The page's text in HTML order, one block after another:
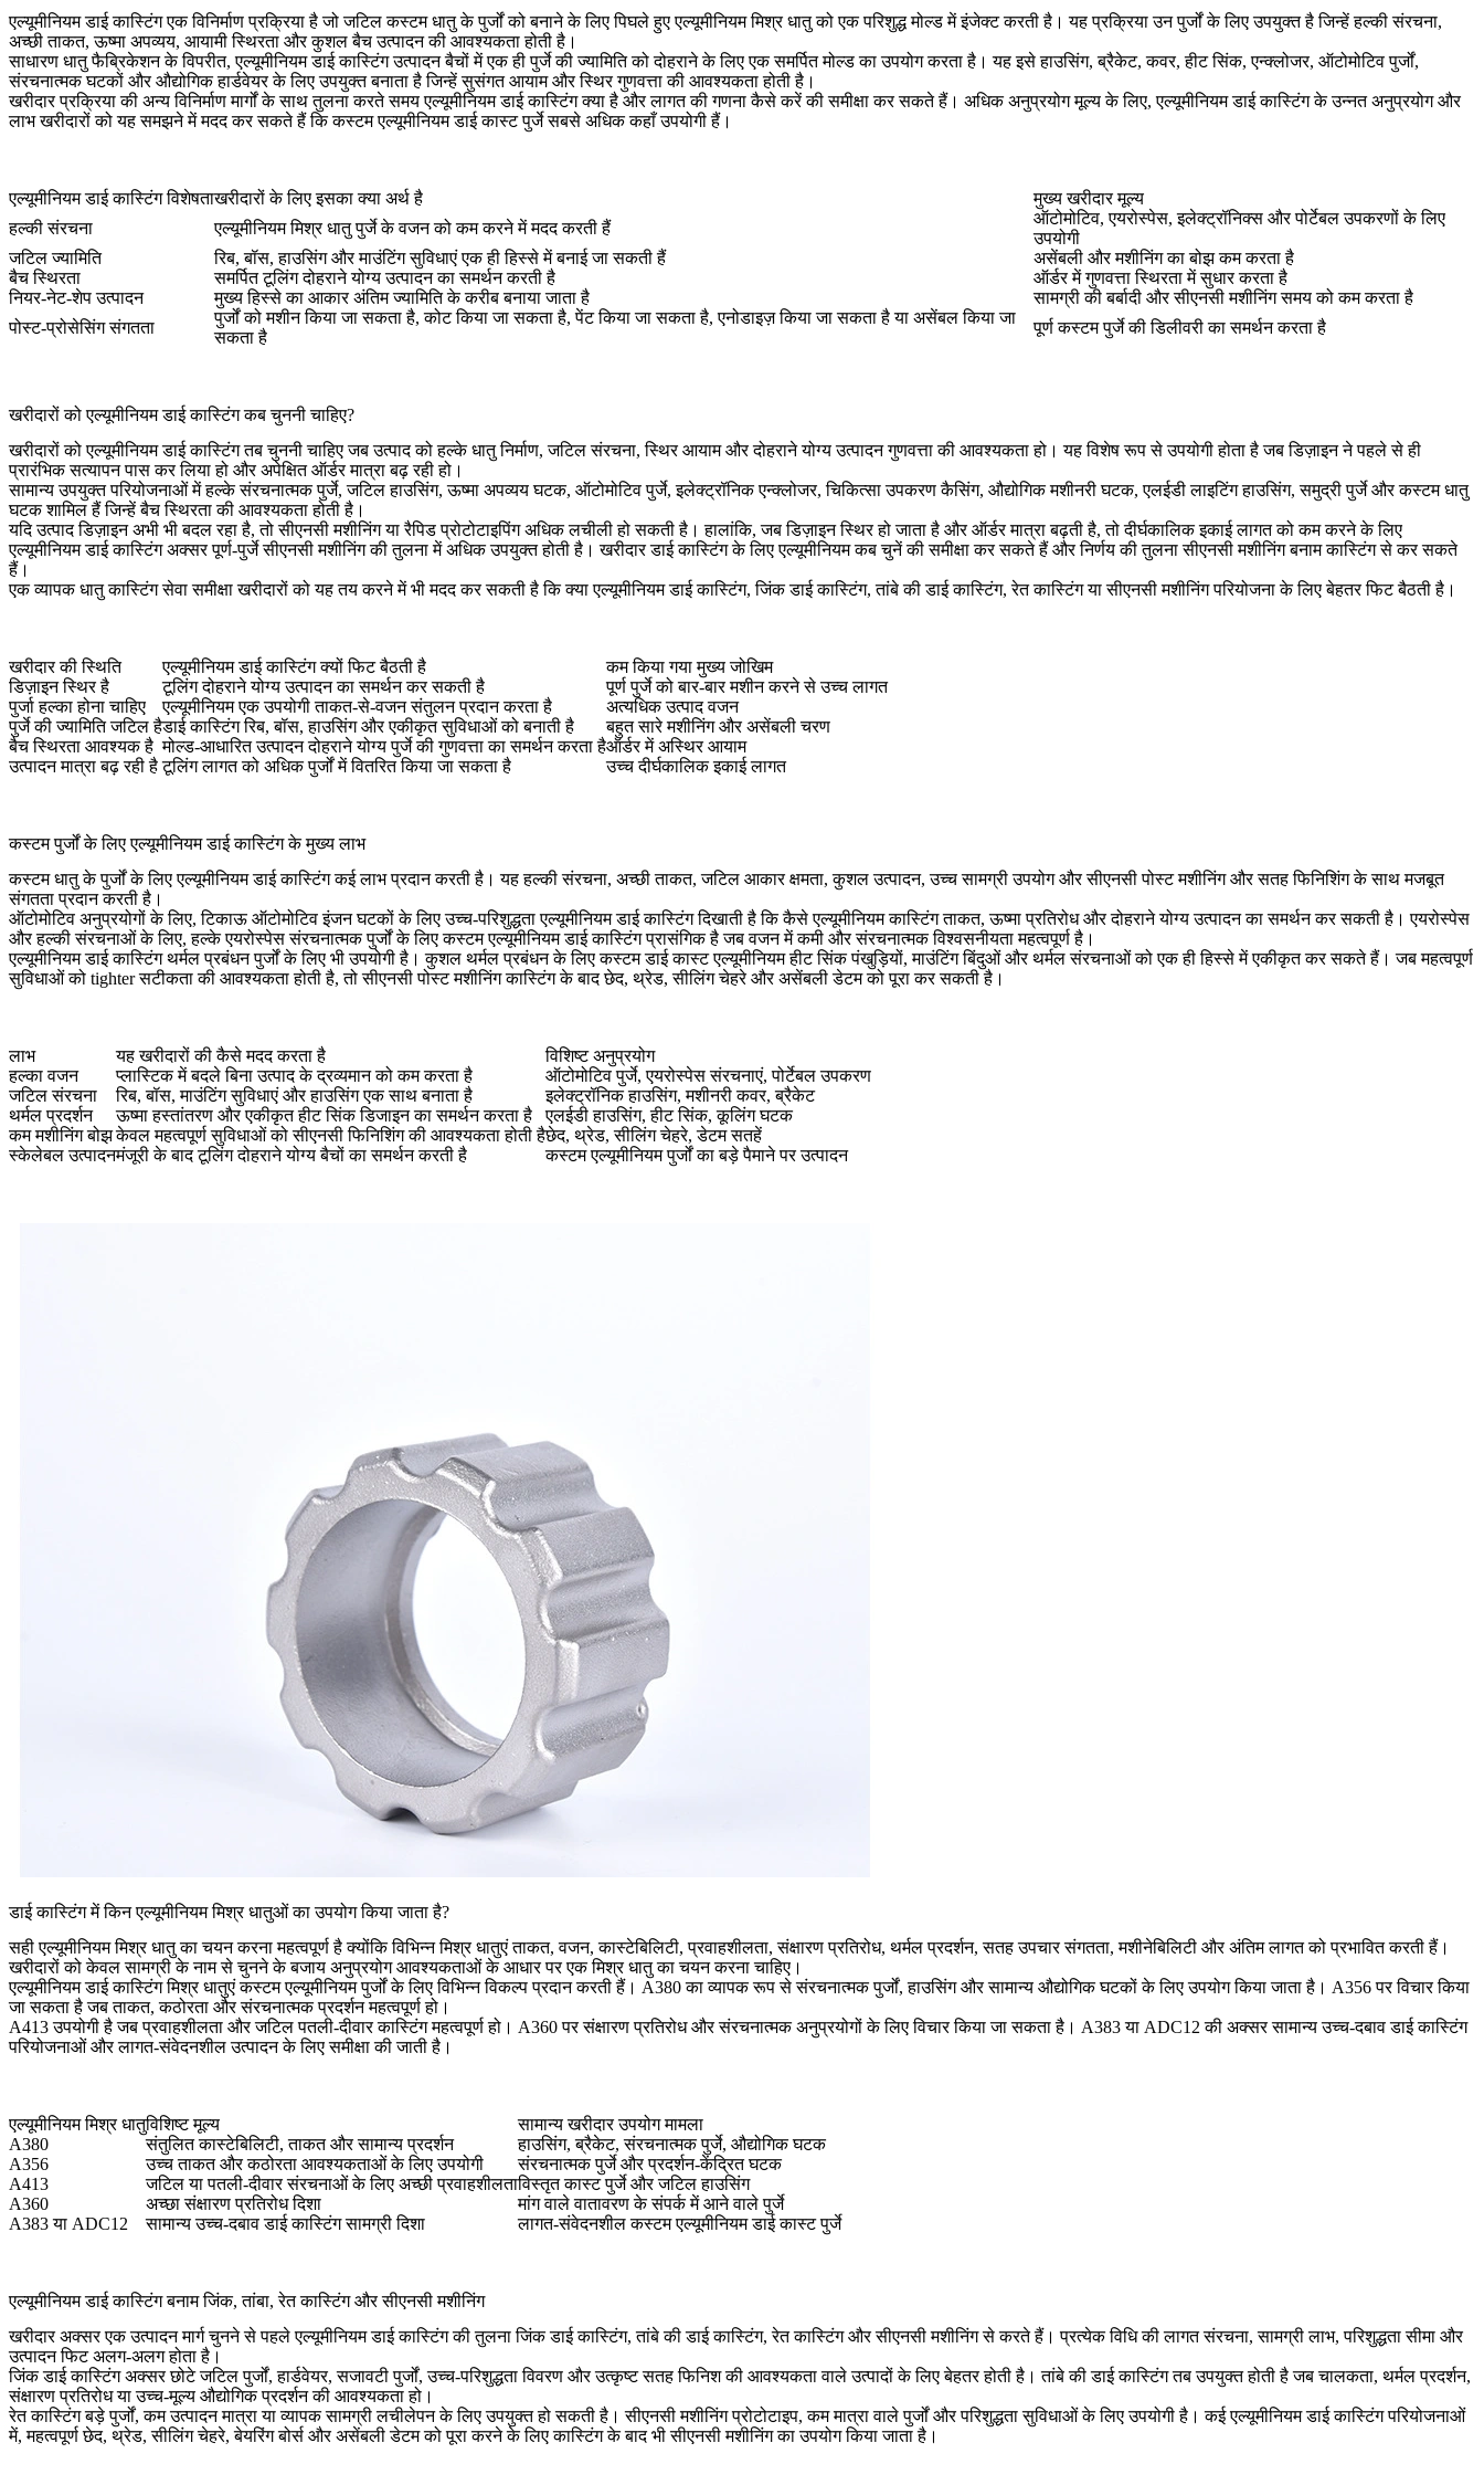
एल्यूमीनियम डाई कास्टिंग एक विनिर्माण प्रक्रिया है जो जटिल कस्टम धातु के पुर्जों को बनाने के लिए पिघले हुए एल्यूमीनियम मिश्र धातु को एक परिशुद्ध मोल्ड में इंजेक्ट करती है। यह प्रक्रिया उन पुर्जों के लिए उपयुक्त है जिन्हें हल्की संरचना,
अच्छी ताकत, ऊष्मा अपव्यय, आयामी स्थिरता और कुशल बैच उत्पादन की आवश्यकता होती है।
साधारण धातु फैब्रिकेशन के विपरीत, एल्यूमीनियम डाई कास्टिंग उत्पादन बैचों में एक ही पुर्जे की ज्यामिति को दोहराने के लिए एक समर्पित मोल्ड का उपयोग करता है। यह इसे हाउसिंग, ब्रैकेट, कवर, हीट सिंक, एन्क्लोजर, ऑटोमोटिव पुर्जों,
संरचनात्मक घटकों और औद्योगिक हार्डवेयर के लिए उपयुक्त बनाता है जिन्हें सुसंगत आयाम और स्थिर गुणवत्ता की आवश्यकता होती है।
खरीदार प्रक्रिया की अन्य विनिर्माण मार्गों के साथ तुलना करते समयएल्यूमीनियम डाई कास्टिंग क्या है और लागत की गणना कैसे करेंकी समीक्षा कर सकते हैं। अधिक अनुप्रयोग मूल्य के लिए,एल्यूमीनियम डाई कास्टिंग के उन्नत अनुप्रयोग और
लाभखरीदारों को यह समझने में मदद कर सकते हैं कि कस्टम एल्यूमीनियम डाई कास्ट पुर्जे सबसे अधिक कहाँ उपयोगी हैं।
एल्यूमीनियम डाई कास्टिंग विशेषताखरीदारों के लिए इसका क्या अर्थ है
मुख्य खरीदार मूल्य
हल्की संरचना
एल्यूमीनियम मिश्र धातु पुर्जे के वजन को कम करने में मदद करती हैं
ऑटोमोटिव, एयरोस्पेस, इलेक्ट्रॉनिक्स और पोर्टेबल उपकरणों के लिए
उपयोगी
जटिल ज्यामिति
रिब, बॉस, हाउसिंग और माउंटिंग सुविधाएं एक ही हिस्से में बनाई जा सकती हैं
असेंबली और मशीनिंग का बोझ कम करता है
बैच स्थिरता
समर्पित टूलिंग दोहराने योग्य उत्पादन का समर्थन करती है
ऑर्डर में गुणवत्ता स्थिरता में सुधार करता है
नियर-नेट-शेप उत्पादन
मुख्य हिस्से का आकार अंतिम ज्यामिति के करीब बनाया जाता है
सामग्री की बर्बादी और सीएनसी मशीनिंग समय को कम करता है
पोस्ट-प्रोसेसिंग संगतता
पुर्जों को मशीन किया जा सकता है, कोट किया जा सकता है, पेंट किया जा सकता है, एनोडाइज़ किया जा सकता है या असेंबल किया जा
सकता है
पूर्ण कस्टम पुर्जे की डिलीवरी का समर्थन करता है
खरीदारों को एल्यूमीनियम डाई कास्टिंग कब चुननी चाहिए?
खरीदारों को एल्यूमीनियम डाई कास्टिंग तब चुननी चाहिए जब उत्पाद को हल्के धातु निर्माण, जटिल संरचना, स्थिर आयाम और दोहराने योग्य उत्पादन गुणवत्ता की आवश्यकता हो। यह विशेष रूप से उपयोगी होता है जब डिज़ाइन ने पहले से ही
प्रारंभिक सत्यापन पास कर लिया हो और अपेक्षित ऑर्डर मात्रा बढ़ रही हो।
सामान्य उपयुक्त परियोजनाओं में हल्के संरचनात्मक पुर्जे, जटिल हाउसिंग, ऊष्मा अपव्यय घटक, ऑटोमोटिव पुर्जे, इलेक्ट्रॉनिक एन्क्लोजर, चिकित्सा उपकरण कैसिंग, औद्योगिक मशीनरी घटक, एलईडी लाइटिंग हाउसिंग, समुद्री पुर्जे और कस्टम धातु
घटक शामिल हैं जिन्हें बैच स्थिरता की आवश्यकता होती है।
यदि उत्पाद डिज़ाइन अभी भी बदल रहा है, तो सीएनसी मशीनिंग या रैपिड प्रोटोटाइपिंग अधिक लचीली हो सकती है। हालांकि, जब डिज़ाइन स्थिर हो जाता है और ऑर्डर मात्रा बढ़ती है, तो दीर्घकालिक इकाई लागत को कम करने के लिए
एल्यूमीनियम डाई कास्टिंग अक्सर पूर्ण-पुर्जे सीएनसी मशीनिंग की तुलना में अधिक उपयुक्त होती है। खरीदारडाई कास्टिंग के लिए एल्यूमीनियम कब चुनेंकी समीक्षा कर सकते हैं और निर्णय की तुलनासीएनसी मशीनिंग बनाम कास्टिंगसे कर सकते
हैं।
एक व्यापकधातु कास्टिंग सेवासमीक्षा खरीदारों को यह तय करने में भी मदद कर सकती है कि क्या एल्यूमीनियम डाई कास्टिंग, जिंक डाई कास्टिंग, तांबे की डाई कास्टिंग, रेत कास्टिंग या सीएनसी मशीनिंग परियोजना के लिए बेहतर फिट बैठती है।
खरीदार की स्थिति एल्यूमीनियम डाई कास्टिंग क्यों फिट बैठती है
कम किया गया मुख्य जोखिम
डिज़ाइन स्थिर है
टूलिंग दोहराने योग्य उत्पादन का समर्थन कर सकती है
पूर्ण पुर्जे को बार-बार मशीन करने से उच्च लागत
पुर्जा हल्का होना चाहिए
एल्यूमीनियम एक उपयोगी ताकत-से-वजन संतुलन प्रदान करता है
अत्यधिक उत्पाद वजन
पुर्जे की ज्यामिति जटिल हैडाई कास्टिंग रिब, बॉस, हाउसिंग और एकीकृत सुविधाओं को बनाती है
बहुत सारे मशीनिंग और असेंबली चरण
बैच स्थिरता आवश्यक है मोल्ड-आधारित उत्पादन दोहराने योग्य पुर्जे की गुणवत्ता का समर्थन करता हैऑर्डर में अस्थिर आयाम
उत्पादन मात्रा बढ़ रही है टूलिंग लागत को अधिक पुर्जों में वितरित किया जा सकता है उच्च दीर्घकालिक इकाई लागत
कस्टम पुर्जों के लिए एल्यूमीनियम डाई कास्टिंग के मुख्य लाभ
कस्टम धातु के पुर्जों के लिए एल्यूमीनियम डाई कास्टिंग कई लाभ प्रदान करती है। यह हल्की संरचना, अच्छी ताकत, जटिल आकार क्षमता, कुशल उत्पादन, उच्च सामग्री उपयोग और सीएनसी पोस्ट मशीनिंग और सतह फिनिशिंग के साथ मजबूत
संगतता प्रदान करती है।
ऑटोमोटिव अनुप्रयोगों के लिए,टिकाऊ ऑटोमोटिव इंजन घटकों के लिए उच्च-परिशुद्धता एल्यूमीनियम डाई कास्टिंगदिखाती है कि कैसे एल्यूमीनियम कास्टिंग ताकत, ऊष्मा प्रतिरोध और दोहराने योग्य उत्पादन का समर्थन कर सकती है। एयरोस्पेस
और हल्की संरचनाओं के लिए,हल्के एयरोस्पेस संरचनात्मक पुर्जों के लिए कस्टम एल्यूमीनियम डाई कास्टिंगप्रासंगिक है जब वजन में कमी और संरचनात्मक विश्वसनीयता महत्वपूर्ण है।
एल्यूमीनियम डाई कास्टिंग थर्मल प्रबंधन पुर्जों के लिए भी उपयोगी है।कुशल थर्मल प्रबंधन के लिए कस्टम डाई कास्ट एल्यूमीनियम हीट सिंकपंखुड़ियों, माउंटिंग बिंदुओं और थर्मल संरचनाओं को एक ही हिस्से में एकीकृत कर सकते हैं। जब महत्वपूर्ण
सुविधाओं को tighter सटीकता की आवश्यकता होती है, तोसीएनसी पोस्ट मशीनिंगकास्टिंग के बाद छेद, थ्रेड, सीलिंग चेहरे और असेंबली डेटम को पूरा कर सकती है।
लाभ यह खरीदारों की कैसे मदद करता है
विशिष्ट अनुप्रयोग
हल्का वजन
प्लास्टिक में बदले बिना उत्पाद के द्रव्यमान को कम करता है
ऑटोमोटिव पुर्जे, एयरोस्पेस संरचनाएं, पोर्टेबल उपकरण
जटिल संरचना
रिब, बॉस, माउंटिंग सुविधाएं और हाउसिंग एक साथ बनाता है
इलेक्ट्रॉनिक हाउसिंग, मशीनरी कवर, ब्रैकेट
थर्मल प्रदर्शन
ऊष्मा हस्तांतरण और एकीकृत हीट सिंक डिजाइन का समर्थन करता है
एलईडी हाउसिंग, हीट सिंक, कूलिंग घटक
कम मशीनिंग बोझकेवल महत्वपूर्ण सुविधाओं को सीएनसी फिनिशिंग की आवश्यकता होती हैछेद, थ्रेड, सीलिंग चेहरे, डेटम सतहें
स्केलेबल उत्पादनमंजूरी के बाद टूलिंग दोहराने योग्य बैचों का समर्थन करती है कस्टम एल्यूमीनियम पुर्जों का बड़े पैमाने पर उत्पादन
डाई कास्टिंग में किन एल्यूमीनियम मिश्र धातुओं का उपयोग किया जाता है?
सही एल्यूमीनियम मिश्र धातु का चयन करना महत्वपूर्ण है क्योंकि विभिन्न मिश्र धातुएं ताकत, वजन, कास्टेबिलिटी, प्रवाहशीलता, संक्षारण प्रतिरोध, थर्मल प्रदर्शन, सतह उपचार संगतता, मशीनेबिलिटी और अंतिम लागत को प्रभावित करती हैं।
खरीदारों को केवल सामग्री के नाम से चुनने के बजाय अनुप्रयोग आवश्यकताओं के आधार पर एक मिश्र धातु का चयन करना चाहिए।
एल्यूमीनियम डाई कास्टिंग मिश्र धातुएंकस्टम एल्यूमीनियम पुर्जों के लिए विभिन्न विकल्प प्रदान करती हैं। A380का व्यापक रूप से संरचनात्मक पुर्जों, हाउसिंग और सामान्य औद्योगिक घटकों के लिए उपयोग किया जाता है। A356पर विचार किया
जा सकता है जब ताकत, कठोरता और संरचनात्मक प्रदर्शन महत्वपूर्ण हो।
A413उपयोगी है जब प्रवाहशीलता और जटिल पतली-दीवार कास्टिंग महत्वपूर्ण हो। A360पर संक्षारण प्रतिरोध और संरचनात्मक अनुप्रयोगों के लिए विचार किया जा सकता है। A383 या ADC12की अक्सर सामान्य उच्च-दबाव डाई कास्टिंग
परियोजनाओं और लागत-संवेदनशील उत्पादन के लिए समीक्षा की जाती है।
एल्यूमीनियम मिश्र धातुविशिष्ट मूल्य
सामान्य खरीदार उपयोग मामला
A380
संतुलित कास्टेबिलिटी, ताकत और सामान्य प्रदर्शन
हाउसिंग, ब्रैकेट, संरचनात्मक पुर्जे, औद्योगिक घटक
A356
उच्च ताकत और कठोरता आवश्यकताओं के लिए उपयोगी
संरचनात्मक पुर्जे और प्रदर्शन-केंद्रित घटक
A413
जटिल या पतली-दीवार संरचनाओं के लिए अच्छी प्रवाहशीलताविस्तृत कास्ट पुर्जे और जटिल हाउसिंग
A360
अच्छा संक्षारण प्रतिरोध दिशा
मांग वाले वातावरण के संपर्क में आने वाले पुर्जे
A383 या ADC12
सामान्य उच्च-दबाव डाई कास्टिंग सामग्री दिशा लागत-संवेदनशील कस्टम एल्यूमीनियम डाई कास्ट पुर्जे
एल्यूमीनियम डाई कास्टिंग बनाम जिंक, तांबा, रेत कास्टिंग और सीएनसी मशीनिंग
खरीदार अक्सर एक उत्पादन मार्ग चुनने से पहले एल्यूमीनियम डाई कास्टिंग की तुलना जिंक डाई कास्टिंग, तांबे की डाई कास्टिंग, रेत कास्टिंग और सीएनसी मशीनिंग से करते हैं। प्रत्येक विधि की लागत संरचना, सामग्री लाभ, परिशुद्धता सीमा और
उत्पादन फिट अलग-अलग होता है।
जिंक डाई कास्टिंगअक्सर छोटे जटिल पुर्जों, हार्डवेयर, सजावटी पुर्जों, उच्च-परिशुद्धता विवरण और उत्कृष्ट सतह फिनिश की आवश्यकता वाले उत्पादों के लिए बेहतर होती है।तांबे की डाई कास्टिंगतब उपयुक्त होती है जब चालकता, थर्मल प्रदर्शन,
संक्षारण प्रतिरोध या उच्च-मूल्य औद्योगिक प्रदर्शन की आवश्यकता हो।
रेत कास्टिंगबड़े पुर्जों, कम उत्पादन मात्रा या व्यापक सामग्री लचीलेपन के लिए उपयुक्त हो सकती है।सीएनसी मशीनिंगप्रोटोटाइप, कम मात्रा वाले पुर्जों और परिशुद्धता सुविधाओं के लिए उपयोगी है। कई एल्यूमीनियम डाई कास्टिंग परियोजनाओं
में, महत्वपूर्ण छेद, थ्रेड, सीलिंग चेहरे, बेयरिंग बोर्स और असेंबली डेटम को पूरा करने के लिए कास्टिंग के बाद भी सीएनसी मशीनिंग का उपयोग किया जाता है।